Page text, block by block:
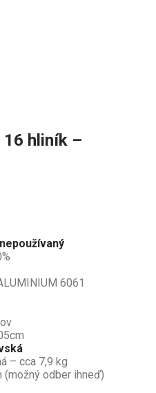
16 hliník –
6061
– cca 7,9 kg
(možný odber ihneď)